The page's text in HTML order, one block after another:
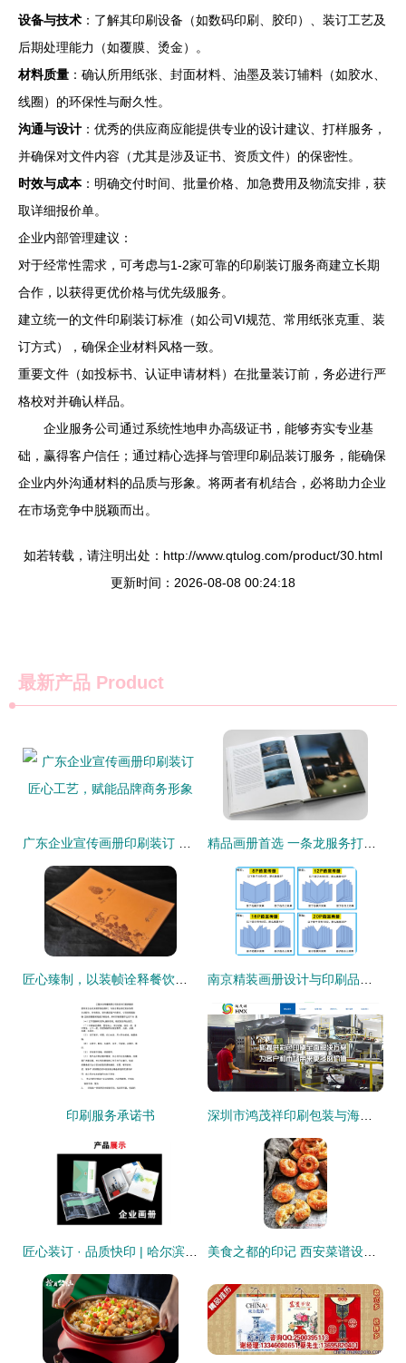
设备与技术 ：了解其印刷设备（如数码印刷、胶印）、装订工艺及
后期处理能力（如覆膜、烫金）。
材料质量 ：确认所用纸张、封面材料、油墨及装订辅料（如胶水、
线圈）的环保性与耐久性。
沟通与设计 ：优秀的供应商应能提供专业的设计建议、打样服务，
并确保对文件内容（尤其是涉及证书、资质文件）的保密性。
时效与成本：明确交付时间、批量价格、加急费用及物流安排，获
取详细报价单。
企业内部管理建议：
对于经常性需求，可考虑与1-2家可靠的印刷装订服务商建立长期
合作，以获得更优价格与优先级服务。
建立统一的文件印刷装订标准（如公司VI规范、常用纸张克重、装
订方式），确保企业材料风格一致。
重要文件（如投标书、认证申请材料）在批量装订前，务必进行严
格校对并确认样品。
企业服务公司通过系统性地申办高级证书，能够夯实专业基
础，赢得客户信任；通过精心选择与管理印刷品装订服务，能确保
企业内外沟通材料的品质与形象。将两者有机结合，必将助力企业
在市场竞争中脱颖而出。
如若转载，请注明出处：http://www.qtulog.com/product/30.html
更新时间：2026-08-08 00:24:18
最新产品 Product
印刷服务承诺书